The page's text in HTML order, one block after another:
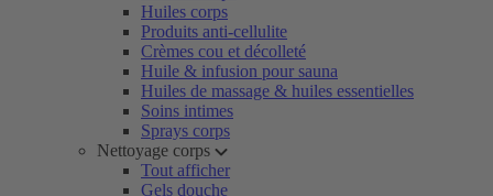
Huiles corps
Produits anti-cellulite
Crèmes cou et décolleté
Huile & infusion pour sauna
Huiles de massage & huiles essentielles
Soins intimes
Sprays corps
Nettoyage corps
Tout afficher
Gels douche